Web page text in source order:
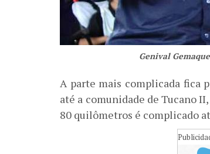
Genival
A parte mais complicada fica
até a comunidade de Tucano
80 quilômetros é complicado